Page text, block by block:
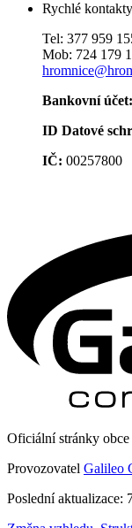
Rychlé kontakty
Tel: 377 959
Mob: 724 179
Bankovní účet:
ID Datové
IČ: 00257800
Oficiální stránky
Provozovatel Galileo
Poslední aktualizace: